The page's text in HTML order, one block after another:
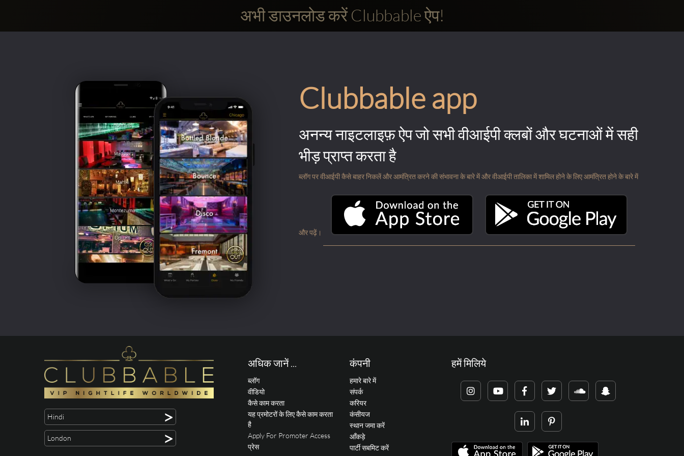
अभी डाउनलोड करें Clubbable ऐप!
Clubbable app
अनन्य नाइटलाइफ़ ऐप जो सभी वीआईपी क्लबों और घटनाओं में सही
भीड़ प्राप्त करता है
ब्लॉग पर वीआईपी कैसे बाहर निकलें और आमंत्रित करने की संभावना के बारे में और वीआईपी तालिका में शामिल होने के लिए आमंत्रित होने के बारे में
और पढ़ें।
Hindi >
London >
अधिक जानें ...
ब्लॉग
वीडियो
कैसे काम करता
यह प्रमोटरों के लिए कैसे काम करता
है
Apply For Promoter Access
प्रेस
कंपनी
हमारे बारे में
संपर्क
करियर
कंसीयज
स्थान जमा करें
आँकड़े
पार्टी सबमिट करें
हमें मिलिये